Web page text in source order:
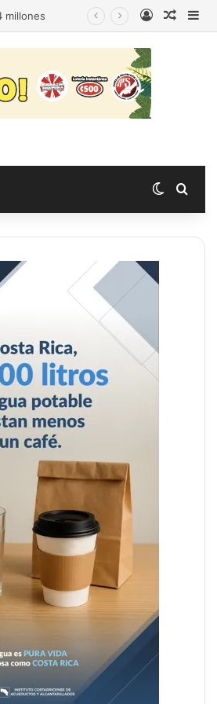
millones Acceso
Switch